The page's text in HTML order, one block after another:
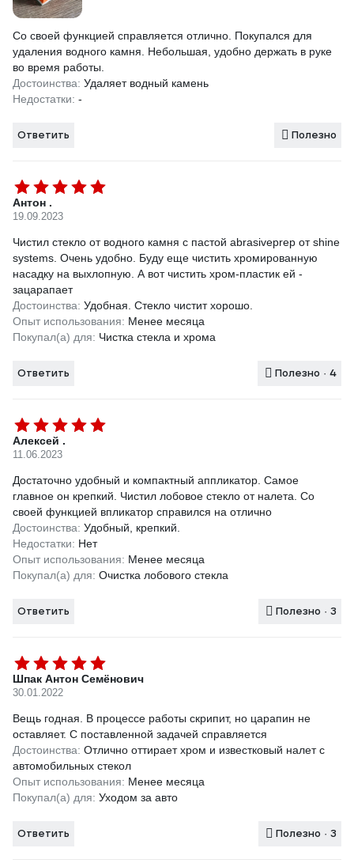
Со своей функцией справляется отлично. Покупался для
удаления водного камня. Небольшая, удобно держать в руке
во время работы.
Достоинства: Удаляет водный камень
Недостатки: -
Ответить Полезно
Антон .
19.09.2023
Чистил стекло от водного камня с пастой abrasiveprep от shine
systems. Очень удобно. Буду еще чистить хромированную
насадку на выхлопную. А вот чистить хром-пластик ей -
зацарапает
Достоинства: Удобная. Стекло чистит хорошо.
Опыт использования: Менее месяца
Покупал(а) для: Чистка стекла и хрома
Ответить Полезно · 4
Алексей .
11.06.2023
Достаточно удобный и компактный аппликатор. Самое
главное он крепкий. Чистил лобовое стекло от налета. Со
своей функцией впликатор справился на отлично
Достоинства: Удобный, крепкий.
Недостатки: Нет
Опыт использования: Менее месяца
Покупал(а) для: Очистка лобового стекла
Ответить Полезно · 3
Шпак Антон Семёнович
30.01.2022
Вещь годная. В процессе работы скрипит, но царапин не
оставляет. С поставленной задачей справляется
Достоинства: Отлично оттирает хром и известковый налет с
автомобильных стекол
Опыт использования: Менее месяца
Покупал(а) для: Уходом за авто
Ответить Полезно · 3